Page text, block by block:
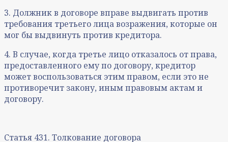
3. Должник в договоре вправе выдвигать против
требования третьего лица возражения, которые он
мог бы выдвинуть против кредитора.
4. В случае, когда третье лицо отказалось от права,
предоставленного ему по договору, кредитор
может воспользоваться этим правом, если это не
противоречит закону, иным правовым актам и
договору.
Статья 431. Толкование договора